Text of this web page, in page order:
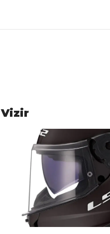
Vizir